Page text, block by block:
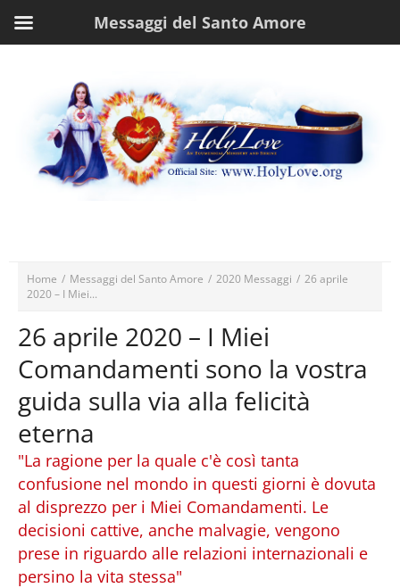
Home / Messaggi del Santo Amore / 2020 Messaggi / 26 aprile
2020 – I Miei...
26 aprile 2020 – I Miei
Comandamenti sono la vostra
guida sulla via alla felicità
eterna
"La ragione per la quale c'è così tanta
confusione nel mondo in questi giorni è dovuta
al disprezzo per i Miei Comandamenti. Le
decisioni cattive, anche malvagie, vengono
prese in riguardo alle relazioni internazionali e
persino la vita stessa"
Messaggi del Santo Amore